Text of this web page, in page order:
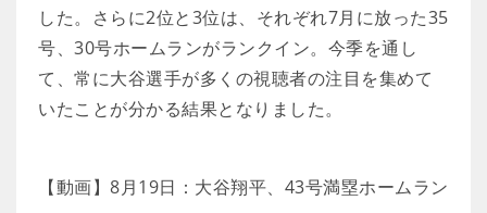
した。さらに2位と3位は、それぞれ7月に放った35
号、30号ホームランがランクイン。今季を通し
て、常に大谷選手が多くの視聴者の注目を集めて
いたことが分かる結果となりました。
【動画】8月19日：大谷翔平、43号満塁ホームラン